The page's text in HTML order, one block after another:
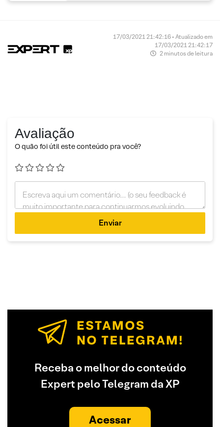
17/03/2021 21:42:16 • Atualizado em
17/03/2021 21:42:17
2 minutos de leitura
Avaliação
O quão foi útil este conteúdo pra você?
Enviar
Receba o melhor do conteúdo
Expert pelo Telegram da XP
Acessar